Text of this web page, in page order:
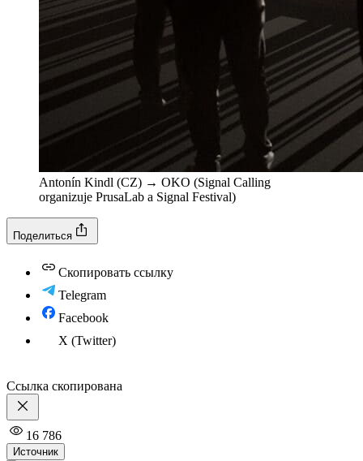
Antonín Kindl (CZ) → OKO (Signal Calling
organizuje PrusaLab a Signal Festival)
Поделиться
Скопировать ссылку
Telegram
Facebook
X (Twitter)
Ссылка скопирована
16 786
Источник